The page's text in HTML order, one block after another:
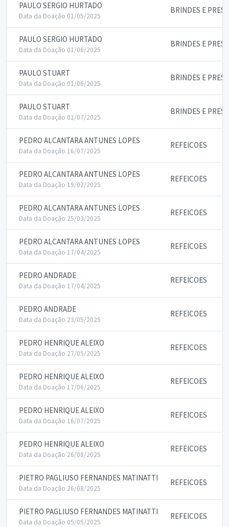
PAULO SERGIO HURTADO
Data da Doação 01/05/2025
BRINDES E
PAULO SERGIO HURTADO
Data da Doação 01/06/2025
BRINDES E
PAULO STUART
Data da Doação 01/06/2025
BRINDES E
PAULO STUART
Data da Doação 01/07/2025
BRINDES E
PEDRO ALCANTARA ANTUNES LOPES
Data da Doação 16/07/2025
REFEICOES
PEDRO ALCANTARA ANTUNES LOPES
Data da Doação 19/02/2025
REFEICOES
PEDRO ALCANTARA ANTUNES LOPES
Data da Doação 25/03/2025
REFEICOES
PEDRO ALCANTARA ANTUNES LOPES
Data da Doação 17/04/2025
REFEICOES
PEDRO ANDRADE
Data da Doação 17/04/2025
REFEICOES
PEDRO ANDRADE
Data da Doação 23/05/2025
REFEICOES
PEDRO HENRIQUE ALEIXO
Data da Doação 27/05/2025
REFEICOES
PEDRO HENRIQUE ALEIXO
Data da Doação 17/06/2025
REFEICOES
PEDRO HENRIQUE ALEIXO
Data da Doação 16/07/2025
REFEICOES
PEDRO HENRIQUE ALEIXO
Data da Doação 26/08/2025
REFEICOES
PIETRO PAGLIUSO FERNANDES MATINATTI
Data da Doação 26/08/2025
REFEICOES
PIETRO PAGLIUSO FERNANDES MATINATTI
Data da Doação 05/05/2025
REFEICOES